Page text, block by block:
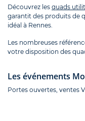
Découvrez les quads
garantit des produits de
idéal à Rennes.
Les nombreuses
votre disposition des
Les événements
Portes ouvertes, ventes